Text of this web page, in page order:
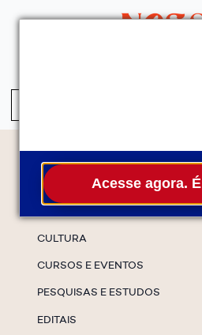
Acesse agora.
Temas
CULTURA
CURSOS E EVENTOS
PESQUISAS E ESTUDOS
EDITAIS